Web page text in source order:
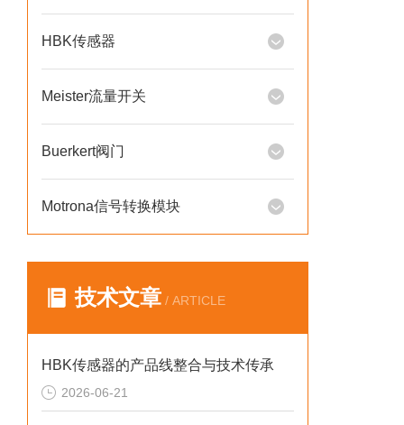
HBK传感器
Meister流量开关
Buerkert阀门
Motrona信号转换模块
技术文章 / ARTICLE
HBK传感器的产品线整合与技术传承
2026-06-21